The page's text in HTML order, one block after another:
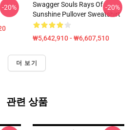
-20%
Swagger Souls Rays Of
Sunshine Pullover Sweatshirt
₩5,642,910 - ₩6,607,510
-20%
더 보기
관련 상품